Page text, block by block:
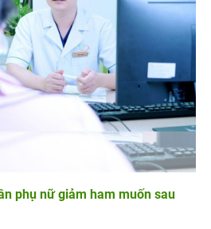
phụ nữ giảm ham muốn sau